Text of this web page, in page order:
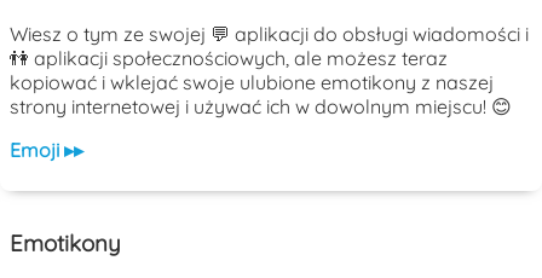
Wiesz o tym ze swojej 💬 aplikacji do obsługi wiadomości i
👫 aplikacji społecznościowych, ale możesz teraz
kopiować i wklejać swoje ulubione emotikony z naszej
strony internetowej i używać ich w dowolnym miejscu! 😊
Emoji ▸▸
Emotikony